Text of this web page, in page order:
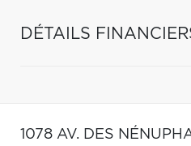
DÉTAILS
1078 AV. DES